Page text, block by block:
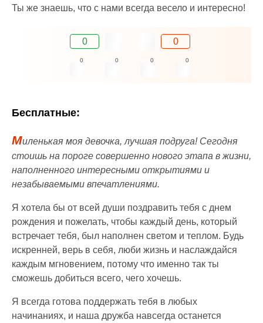
Ты же знаешь, что с нами всегда весело и интересно!
0 0
0 0 0 0
Бесплатные:
Миленькая моя девочка, лучшая подруга! Сегодня
стоишь на пороге совершенно нового этапа в жизни,
наполненного интересными открытиями и
незабываемыми впечатлениями.
Я хотела бы от всей души поздравить тебя с днем
рождения и пожелать, чтобы каждый день, который
встречает тебя, был наполнен светом и теплом. Будь
искренней, верь в себя, люби жизнь и наслаждайся
каждым мгновением, потому что именно так ты
сможешь добиться всего, чего хочешь.
Я всегда готова поддержать тебя в любых
начинаниях, и наша дружба навсегда останется